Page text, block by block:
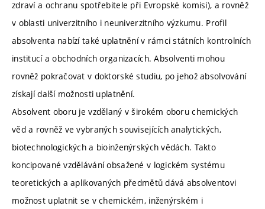
zdraví a ochranu spotřebitele při Evropské komisi), a rovněž
v oblasti univerzitního i neuniverzitního výzkumu. Profil
absolventa nabízí také uplatnění v rámci státních kontrolních
institucí a obchodních organizacích. Absolventi mohou
rovněž pokračovat v doktorské studiu, po jehož absolvování
získají další možnosti uplatnění.
Absolvent oboru je vzdělaný v širokém oboru chemických
věd a rovněž ve vybraných souvisejících analytických,
biotechnologických a bioinženýrských vědách. Takto
koncipované vzdělávání obsažené v logickém systému
teoretických a aplikovaných předmětů dává absolventovi
možnost uplatnit se v chemickém, inženýrském i